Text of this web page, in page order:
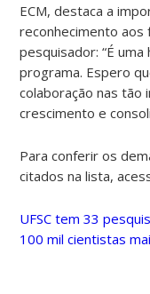
ECM, destaca a
reconhecimento
pesquisador: “É
programa. Espero
colaboração nas
crescimento e
Para conferir os
citados na lista,
UFSC tem 33
100 mil cientistas